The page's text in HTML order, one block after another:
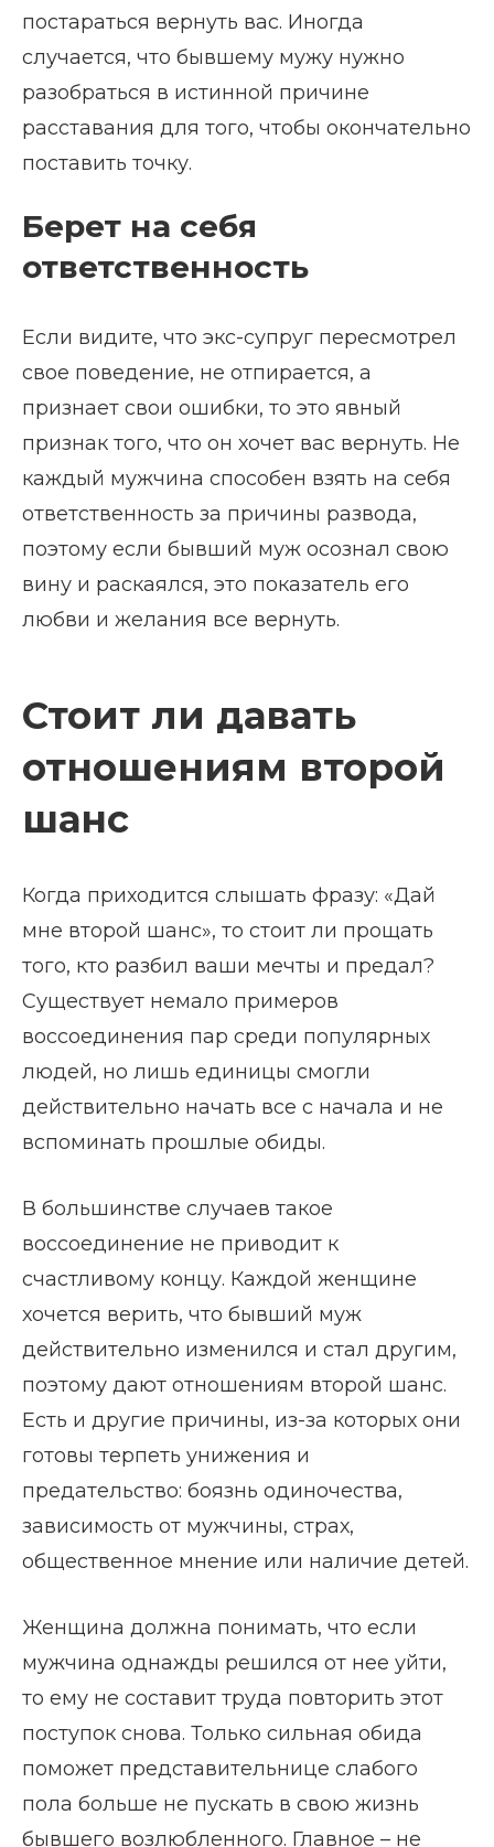
постараться вернуть вас. Иногда
случается, что бывшему мужу нужно
разобраться в истинной причине
расставания для того, чтобы окончательно
поставить точку.
Берет на себя
ответственность
Если видите, что экс-супруг пересмотрел
свое поведение, не отпирается, а
признает свои ошибки, то это явный
признак того, что он хочет вас вернуть. Не
каждый мужчина способен взять на себя
ответственность за причины развода,
поэтому если бывший муж осознал свою
вину и раскаялся, это показатель его
любви и желания все вернуть.
Стоит ли давать
отношениям второй
шанс
Когда приходится слышать фразу: «Дай
мне второй шанс», то стоит ли прощать
того, кто разбил ваши мечты и предал?
Существует немало примеров
воссоединения пар среди популярных
людей, но лишь единицы смогли
действительно начать все с начала и не
вспоминать прошлые обиды.
В большинстве случаев такое
воссоединение не приводит к
счастливому концу. Каждой женщине
хочется верить, что бывший муж
действительно изменился и стал другим,
поэтому дают отношениям второй шанс.
Есть и другие причины, из-за которых они
готовы терпеть унижения и
предательство: боязнь одиночества,
зависимость от мужчины, страх,
общественное мнение или наличие детей.
Женщина должна понимать, что если
мужчина однажды решился от нее уйти,
то ему не составит труда повторить этот
поступок снова. Только сильная обида
поможет представительнице слабого
пола больше не пускать в свою жизнь
бывшего возлюбленного. Главное – не